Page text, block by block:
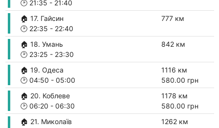
🕑21:35 - 21:40
🏠 17. Гайсин
🕑22:35 - 22:40
777 км
🏠 18. Умань
🕑23:25 - 23:30
842 км
🏠 19. Одеса
🕑04:50 - 05:00
1116 км
580.00 грн
🏠 20. Коблеве
🕑06:20 - 06:30
1178 км
580.00 грн
🏠 21. Миколаїв
1262 км